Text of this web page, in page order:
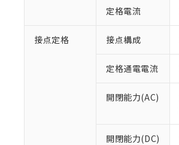
定格電流
接点定格 接点構成
定格通電電流
開閉能力(AC)
開閉能力(DC)